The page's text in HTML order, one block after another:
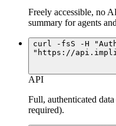
Freely accessible, no
summary for agents
curl -fsS -H
"https://
API
Full, authenticated
required).